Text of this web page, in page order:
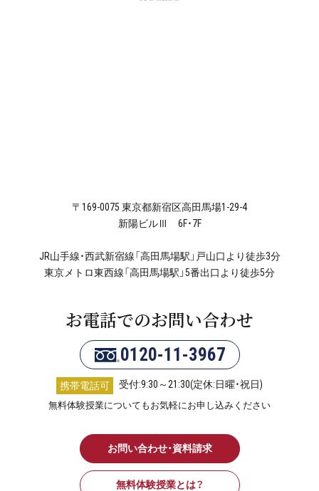
〒169-0075 東京都新宿区高田馬場1-29-4
新陽ビルⅢ 6F・7F
JR山手線・西武新宿線「高田馬場駅」戸山口より徒歩3分
東京メトロ東西線「高田馬場駅」5番出口より徒歩5分
お電話でのお問い合わせ
0120-11-3967
携帯電話可 受付:9:30～21:30(定休:日曜・祝日)
無料体験授業についてもお気軽にお申し込みください
お問い合わせ・資料請求
無料体験授業とは？